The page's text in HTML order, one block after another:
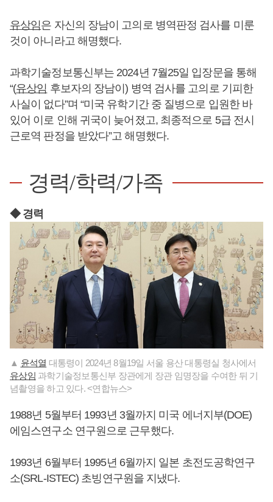
유상임은 자신의 장남이 고의로 병역판정 검사를 미룬
것이 아니라고 해명했다.
과학기술정보통신부는 2024년 7월25일 입장문을 통해
“(유상임 후보자의 장남이) 병역 검사를 고의로 기피한
사실이 없다”며 “미국 유학기간 중 질병으로 입원한 바
있어 이로 인해 귀국이 늦어졌고, 최종적으로 5급 전시
근로역 판정을 받았다”고 해명했다.
경력/학력/가족
◆ 경력
▲ 윤석열 대통령이 2024년 8월19일 서울 용산 대통령실 청사에서
유상임 과학기술정보통신부 장관에게 장관 임명장을 수여한 뒤 기
념촬영을 하고 있다. <연합뉴스>
1988년 5월부터 1993년 3월까지 미국 에너지부(DOE)
에임스연구소 연구원으로 근무했다.
1993년 6월부터 1995년 6월까지 일본 초전도공학연구
소(SRL-ISTEC) 초빙연구원을 지냈다.